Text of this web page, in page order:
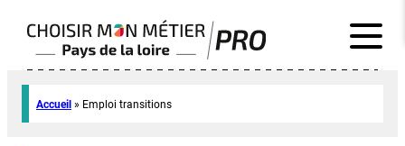
Accueil » Emploi transitions